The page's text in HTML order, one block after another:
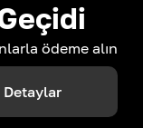
ödeme alın
Detaylar